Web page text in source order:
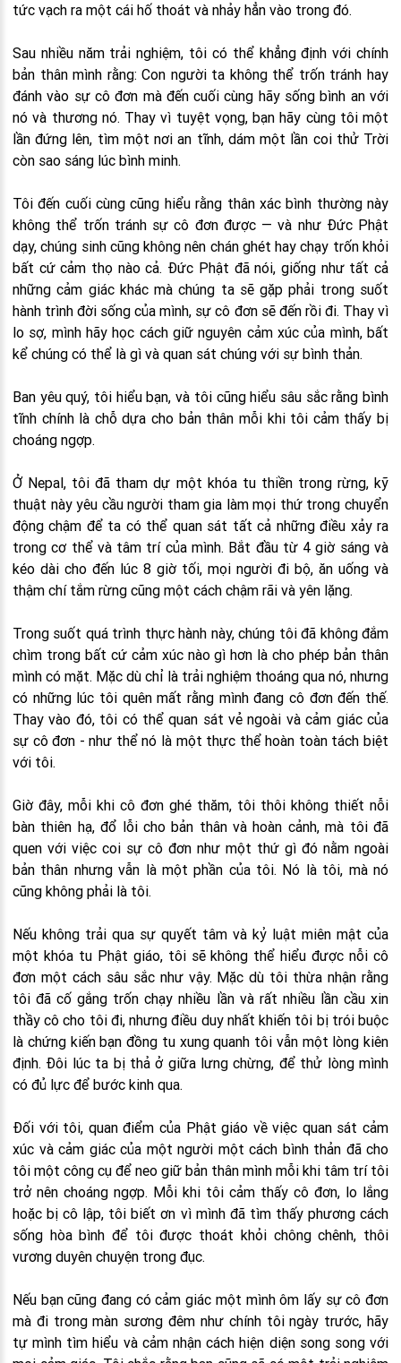
tức vạch ra một cái hố thoát và nhảy hẳn vào trong đó.
Sau nhiều năm trải nghiệm, tôi có thể khẳng định với chính
bản thân mình rằng: Con người ta không thể trốn tránh hay
đánh vào sự cô đơn mà đến cuối cùng hãy sống bình an với
nó và thương nó. Thay vì tuyệt vọng, bạn hãy cùng tôi một
lần đứng lên, tìm một nơi an tĩnh, dám một lần coi thử Trời
còn sao sáng lúc bình minh.
Tôi đến cuối cùng cũng hiểu rằng thân xác bình thường này
không thể trốn tránh sự cô đơn được — và như Đức Phật
dạy, chúng sinh cũng không nên chán ghét hay chạy trốn khỏi
bất cứ cảm thọ nào cả. Đức Phật đã nói, giống như tất cả
những cảm giác khác mà chúng ta sẽ gặp phải trong suốt
hành trình đời sống của mình, sự cô đơn sẽ đến rồi đi. Thay vì
lo sợ, mình hãy học cách giữ nguyên cảm xúc của mình, bất
kể chúng có thể là gì và quan sát chúng với sự bình thản.
Ban yêu quý, tôi hiểu bạn, và tôi cũng hiểu sâu sắc rằng bình
tĩnh chính là chỗ dựa cho bản thân mỗi khi tôi cảm thấy bị
choáng ngợp.
Ở Nepal, tôi đã tham dự một khóa tu thiền trong rừng, kỹ
thuật này yêu cầu người tham gia làm mọi thứ trong chuyển
động chậm để ta có thể quan sát tất cả những điều xảy ra
trong cơ thể và tâm trí của mình. Bắt đầu từ 4 giờ sáng và
kéo dài cho đến lúc 8 giờ tối, mọi người đi bộ, ăn uống và
thậm chí tắm rừng cũng một cách chậm rãi và yên lặng.
Trong suốt quá trình thực hành này, chúng tôi đã không đắm
chìm trong bất cứ cảm xúc nào gì hơn là cho phép bản thân
mình có mặt. Mặc dù chỉ là trải nghiệm thoáng qua nó, nhưng
có những lúc tôi quên mất rằng mình đang cô đơn đến thế.
Thay vào đó, tôi có thể quan sát vẻ ngoài và cảm giác của
sự cô đơn - như thể nó là một thực thể hoàn toàn tách biệt
với tôi.
Giờ đây, mỗi khi cô đơn ghé thăm, tôi thôi không thiết nỗi
bàn thiên hạ, đổ lỗi cho bản thân và hoàn cảnh, mà tôi đã
quen với việc coi sự cô đơn như một thứ gì đó nằm ngoài
bản thân nhưng vẫn là một phần của tôi. Nó là tôi, mà nó
cũng không phải là tôi.
Nếu không trải qua sự quyết tâm và kỷ luật miên mật của
một khóa tu Phật giáo, tôi sẽ không thể hiểu được nỗi cô
đơn một cách sâu sắc như vậy. Mặc dù tôi thừa nhận rằng
tôi đã cố gắng trốn chạy nhiều lần và rất nhiều lần cầu xin
thầy cô cho tôi đi, nhưng điều duy nhất khiến tôi bị trói buộc
là chứng kiến bạn đồng tu xung quanh tôi vẫn một lòng kiên
định. Đôi lúc ta bị thả ở giữa lưng chừng, để thử lòng mình
có đủ lực để bước kinh qua.
Đối với tôi, quan điểm của Phật giáo về việc quan sát cảm
xúc và cảm giác của một người một cách bình thản đã cho
tôi một công cụ để neo giữ bản thân mình mỗi khi tâm trí tôi
trở nên choáng ngợp. Mỗi khi tôi cảm thấy cô đơn, lo lắng
hoặc bị cô lập, tôi biết ơn vì mình đã tìm thấy phương cách
sống hòa bình để tôi được thoát khỏi chông chênh, thôi
vương duyên chuyện trong đục.
Nếu bạn cũng đang có cảm giác một mình ôm lấy sự cô đơn
mà đi trong màn sương đêm như chính tôi ngày trước, hãy
tự mình tìm hiểu và cảm nhận cách hiện diện song song với